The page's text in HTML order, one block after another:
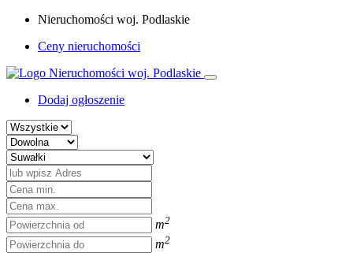
Nieruchomości woj. Podlaskie
Ceny nieruchomości
Dodaj ogłoszenie
m2
m2